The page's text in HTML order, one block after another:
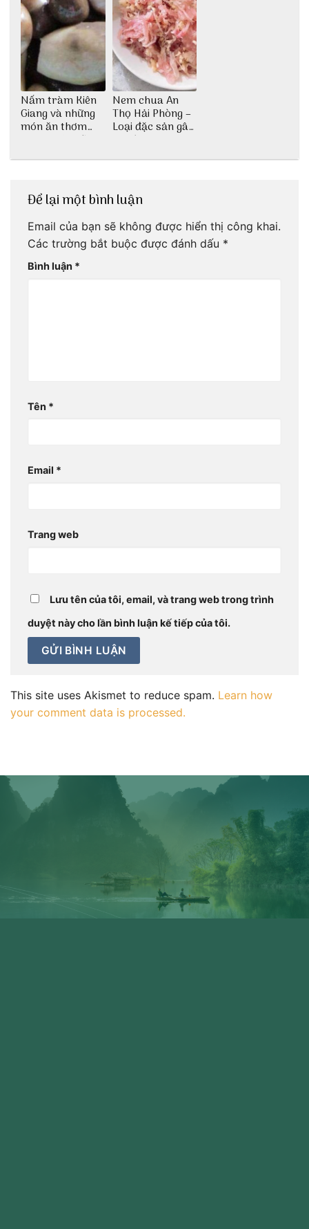
Nấm tràm Kiên
Giang và những
món ăn thơm
ngon khó cưỡng
Nem chua An
Thọ Hải Phòng –
Loại đặc sản gây
nghiện
Để lại một bình luận
Email của bạn sẽ không được hiển thị công khai.
Các trường bắt buộc được đánh dấu *
Bình luận *
Tên *
Email *
Trang web
Lưu tên của tôi, email, và trang web trong trình
duyệt này cho lần bình luận kế tiếp của tôi.
This site uses Akismet to reduce spam. Learn how
your comment data is processed.